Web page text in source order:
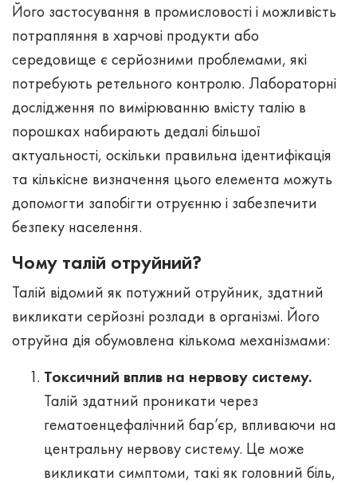
Його застосування в промисловості і можливість
потрапляння в харчові продукти або
середовище є серйозними проблемами, які
потребують ретельного контролю. Лабораторні
дослідження по вимірюванню вмісту талію в
порошках набирають дедалі більшої
актуальності, оскільки правильна ідентифікація
та кількісне визначення цього елемента можуть
допомогти запобігти отруєнню і забезпечити
безпеку населення.
Чому талій отруйний?
Талій відомий як потужний отруйник, здатний
викликати серйозні розлади в організмі. Його
отруйна дія обумовлена кількома механізмами:
Токсичний вплив на нервову систему.
Талій здатний проникати через
гематоенцефалічний бар’єр, впливаючи на
центральну нервову систему. Це може
викликати симптоми, такі як головний біль,